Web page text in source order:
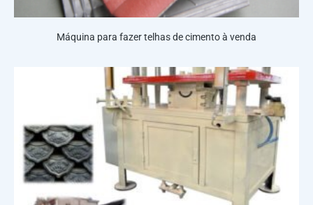
Máquina para fazer telhas de cimento à venda